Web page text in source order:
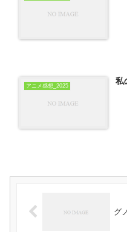
アニメ感想_2025 私
グ